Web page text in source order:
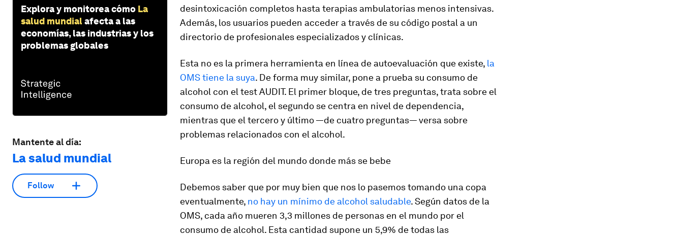
Explora y monitorea cómo La
salud mundialafecta a las
economías, las industrias y los
problemas globales
Mantente al día:
La salud mundial
Follow
desintoxicación completos hasta terapias ambulatorias menos intensivas.
Además, los usuarios pueden acceder a través de su código postal a un
directorio de profesionales especializados y clínicas.
Esta no es la primera herramienta en línea de autoevaluación que existe, la
OMS tiene la suya. De forma muy similar, pone a prueba su consumo de
alcohol con el test AUDIT. El primer bloque, de tres preguntas, trata sobre el
consumo de alcohol, el segundo se centra en nivel de dependencia,
mientras que el tercero y último —de cuatro preguntas— versa sobre
problemas relacionados con el alcohol.
Europa es la región del mundo donde más se bebe
Debemos saber que por muy bien que nos lo pasemos tomando una copa
eventualmente, no hay un mínimo de alcohol saludable. Según datos de la
OMS, cada año mueren 3,3 millones de personas en el mundo por el
consumo de alcohol. Esta cantidad supone un 5,9% de todas las